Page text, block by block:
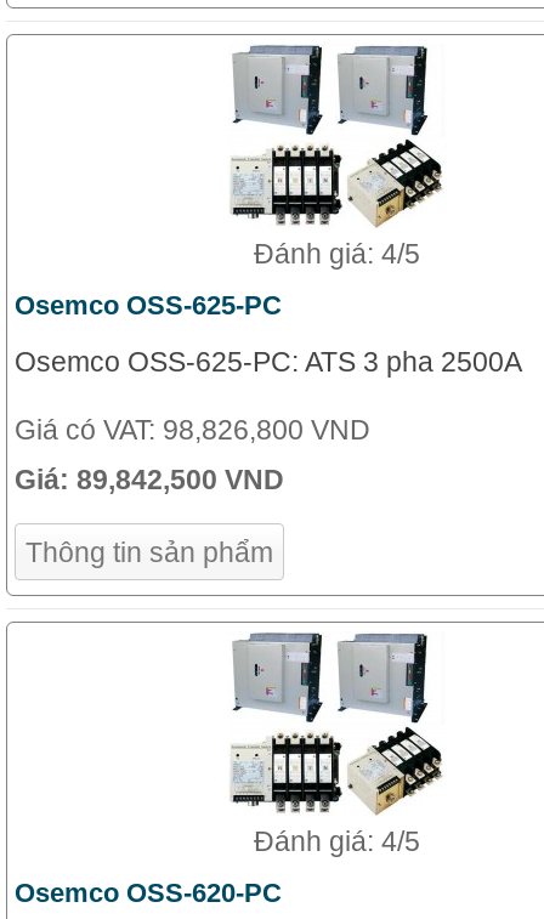
Đánh giá: 4/5
Osemco OSS-625-PC
Osemco OSS-625-PC: ATS 3 pha 2500A
Giá có VAT: 98,826,800 VND
Giá: 89,842,500 VND
Thông tin sản phẩm
Đánh giá: 4/5
Osemco OSS-620-PC